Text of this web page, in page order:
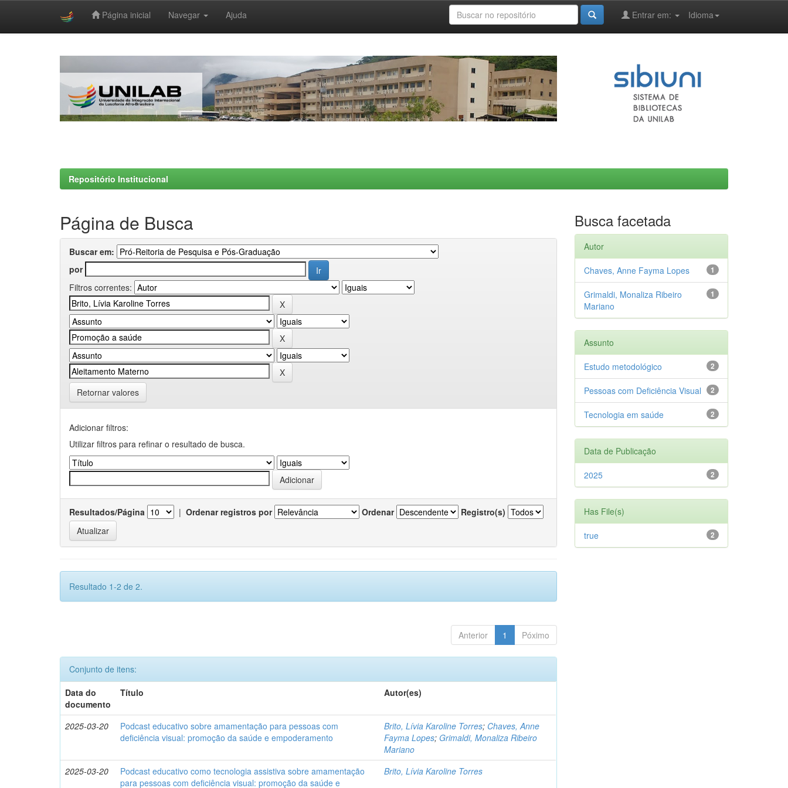
Página inicial Navegar Ajuda Idioma
Entrar em:
Repositório Institucional
Página de Busca
Buscar em:
por
Filtros correntes:
Retornar valores
Adicionar filtros:
Utilizar filtros para refinar o resultado de busca.
Resultados/Página | Ordenar registros por Ordenar Registro(s)
Resultado 1-2 de 2.
Anterior 1 Póximo
Conjunto de itens:
Data do
documento
Título Autor(es)
2025-03-20
Podcast educativo sobre amamentação para pessoas com
deficiência visual: promoção da saúde e empoderamento
Brito, Lívia Karoline Torres; Chaves, Anne
Fayma Lopes; Grimaldi, Monaliza Ribeiro
Mariano
2025-03-20
Podcast educativo como tecnologia assistiva sobre amamentação
para pessoas com deficiência visual: promoção da saúde e
Brito, Lívia Karoline Torres
Busca facetada
Autor
1
Chaves, Anne Fayma Lopes
1
Grimaldi, Monaliza Ribeiro
Mariano
Assunto
2
Estudo metodológico
2
Pessoas com Deficiência Visual
2
Tecnologia em saúde
Data de Publicação
2
2025
Has File(s)
2
true